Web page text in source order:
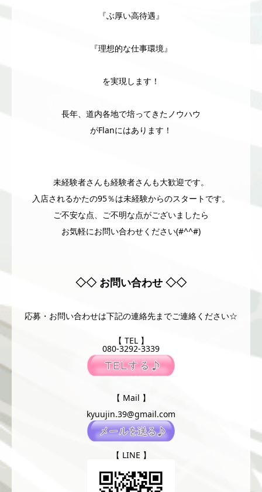
『ぶ厚い高待遇』
『理想的な仕事環境』
を実現します！
長年、道内各地で培ってきたノウハウ
がFlanにはあります！
未経験者さんも経験者さんも大歓迎です。
入店されるかたの95％は未経験からのスタートです。
ご不安な点、ご不明な点がございましたら
お気軽にお問い合わせください(#^^#)
◇◇ お問い合わせ ◇◇
応募・お問い合わせは下記の連絡先までご連絡ください☆
【 TEL 】
080-3292-3339
【 Mail 】
kyuujin.39@gmail.com
【 LINE 】